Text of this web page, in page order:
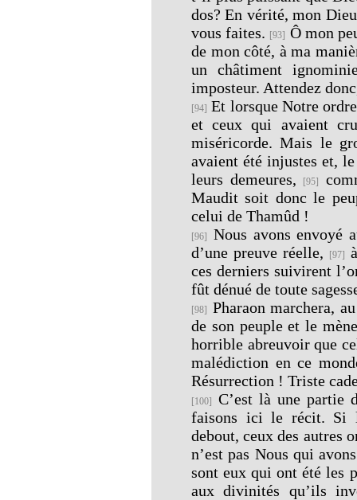
dos? En vérité, mon
vous faites. [93] Ô mon
de mon côté, à ma
un châtiment
imposteur. Attendez
[94] Et lorsque Notre
et ceux qui avaient
miséricorde. Mais le
avaient été injustes et,
leurs demeures,
[95]
Maudit soit donc le
celui de Thamûd !
[96]
Nous avons envoyé
d’une preuve réelle,
[97]
ces derniers suivirent
fût dénué de toute
[98] Pharaon marchera,
de son peuple et le
horrible abreuvoir que
malédiction en ce
Résurrection ! Triste
[100]
C’est là une partie
faisons ici le récit. Si
debout, ceux des autres
n’est pas Nous qui
sont eux qui ont été les
aux divinités qu’ils